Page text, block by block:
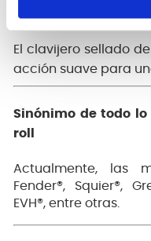
El clavijero sellado
acción suave para
Sinónimo de todo
roll
Actualmente, las
Fender®, Squier®,
EVH®, entre otras.